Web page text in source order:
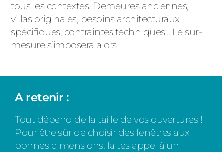
tous les contextes. Demeures anciennes,
villas originales, besoins architecturaux
spécifiques, contraintes techniques… Le sur-
mesure s’imposera alors !
A retenir :
Tout dépend de la taille de vos ouvertures !
Pour être sûr de choisir des fenêtres aux
bonnes dimensions, faites appel à un